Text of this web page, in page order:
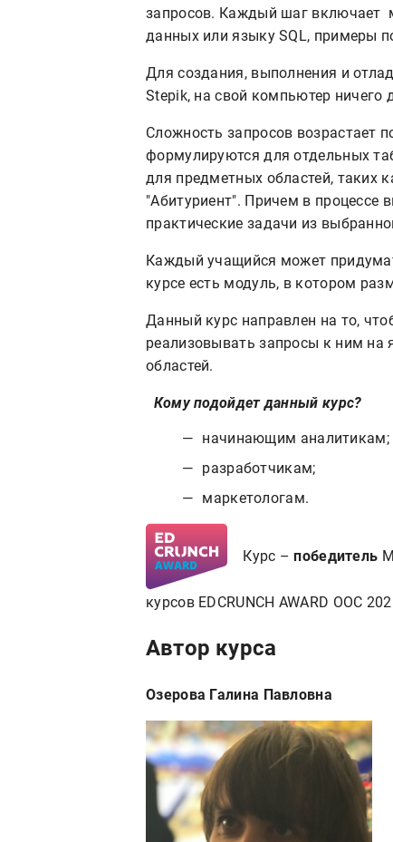
запросов. Каждый шаг включает
данных или языку SQL, примеры
Для создания, выполнения и
Stepik, на свой компьютер ничего
Сложность запросов возрастает
формулируются для отдельных
для предметных областей, таких
"Абитуриент". Причем в процессе
практические задачи из
Каждый учащийся может
курсе есть модуль, в котором
Данный курс направлен на то,
реализовывать запросы к ним
областей.
Кому подойдет данный курс?
начинающим аналитикам;
разработчикам;
маркетологам.
Курс –победитель
курсов EDCRUNCH AWARD OOC
Автор курса
Озерова Галина Павловна